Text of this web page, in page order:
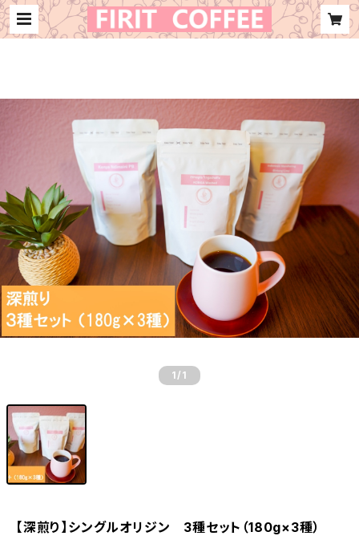
1 /1
【深煎り】シングルオリジン 3種セット（180g×3種）